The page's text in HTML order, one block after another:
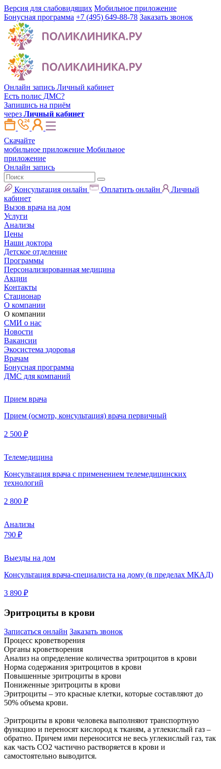
Версия для слабовидящих Мобильное приложение
Бонусная программа +7 (495) 649-88-78 Заказать звонок
Онлайн запись Личный кабинет
Есть полис ДМС?
Запишись на приём
через Личный кабинет
Скачайте
мобильное приложение Мобильное
приложение
Онлайн запись
Консультация онлайн Оплатить онлайн
Личный
кабинет
Вызов врача на дом
Услуги
Анализы
Цены
Наши доктора
Детское отделение
Программы
Персонализированная медицина
Акции
Контакты
Стационар
О компании
О компании
СМИ о нас
Новости
Вакансии
Экосистема здоровья
Врачам
Бонусная программа
ДМС для компаний
Прием врача
Прием (осмотр, консультация) врача первичный
2 500 ₽
Телемедицина
Консультация врача с применением телемедицинских
технологий
2 800 ₽
Анализы
790 ₽
Выезды на дом
Консультация врача-специалиста на дому (в пределах МКАД)
3 890 ₽
Эритроциты в крови
Записаться онлайн Заказать звонок
Процесс кроветворения
Органы кроветворения
Анализ на определение количества эритроцитов в крови
Норма содержания эритроцитов в крови
Повышенные эритроциты в крови
Пониженные эритроциты в крови
Эритроциты – это красные клетки, которые составляют до
50% объема крови.
Эритроциты в крови человека выполняют транспортную
функцию и переносят кислород к тканям, а углекислый газ –
обратно. Причем ими переносится не весь углекислый газ, так
как часть СО2 частично растворяется в крови и
самостоятельно выводится.